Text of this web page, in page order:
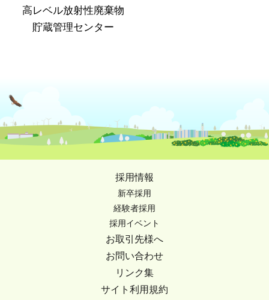
高レベル放射性廃棄物
貯蔵管理センター
採用情報
新卒採用
経験者採用
採用イベント
お取引先様へ
お問い合わせ
リンク集
サイト利用規約